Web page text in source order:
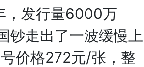
发行量6000万
钞走出了一波缓慢上
价格272元/张，整